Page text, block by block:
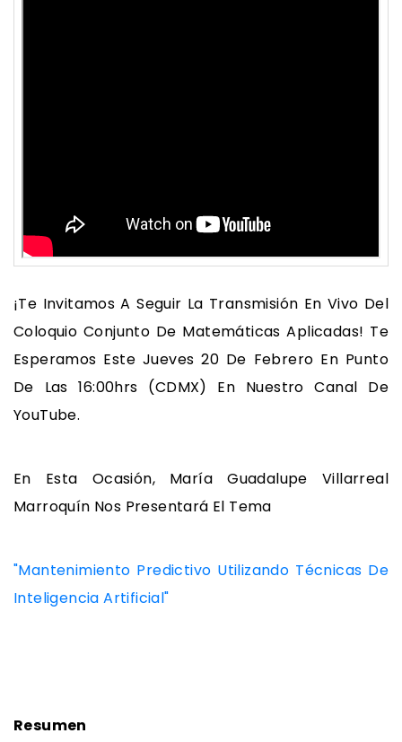
¡Te Invitamos A Seguir La Transmisión En Vivo Del
Coloquio Conjunto De Matemáticas Aplicadas! Te
Esperamos Este Jueves 20 De Febrero En Punto
De Las 16:00hrs (CDMX) En Nuestro Canal De
YouTube.
En Esta Ocasión, María Guadalupe Villarreal
Marroquín Nos Presentará El Tema
"Mantenimiento Predictivo Utilizando Técnicas De
Inteligencia Artificial"
Resumen